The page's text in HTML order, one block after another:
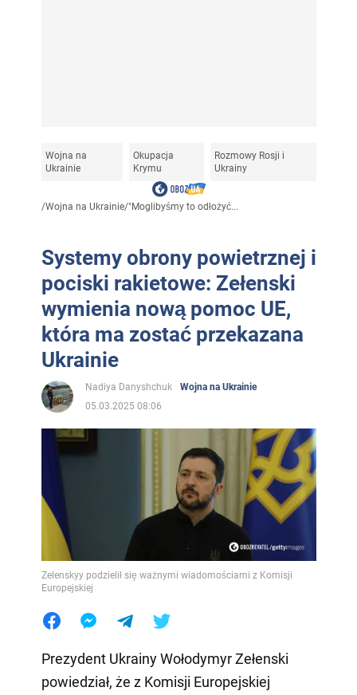
Wojna na
Ukrainie
Okupacja
Krymu
Rozmowy Rosji i
Ukrainy
/Wojna na Ukrainie/"Moglibyśmy to odłożyć...
Systemy obrony powietrznej i
pociski rakietowe: Zełenski
wymienia nową pomoc UE,
która ma zostać przekazana
Ukrainie
Nadiya Danyshchuk
Wojna na Ukrainie
05.03.2025 08:06
Zelenskyy podzielił się ważnymi wiadomościami z Komisji
Europejskiej
Prezydent Ukrainy Wołodymyr Zełenski
powiedział, że z Komisji Europejskiej